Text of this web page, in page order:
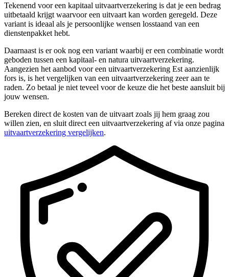
Tekenend voor een kapitaal uitvaartverzekering is dat je een bedrag
uitbetaald krijgt waarvoor een uitvaart kan worden geregeld. Deze
variant is ideaal als je persoonlijke wensen losstaand van een
dienstenpakket hebt.
Daarnaast is er ook nog een variant waarbij er een combinatie wordt
geboden tussen een kapitaal- en natura uitvaartverzekering.
Aangezien het aanbod voor een uitvaartverzekering Est aanzienlijk
fors is, is het vergelijken van een uitvaartverzekering zeer aan te
raden. Zo betaal je niet teveel voor de keuze die het beste aansluit bij
jouw wensen.
Bereken direct de kosten van de uitvaart zoals jij hem graag zou
willen zien, en sluit direct een uitvaartverzekering af via onze pagina
uitvaartverzekering vergelijken.